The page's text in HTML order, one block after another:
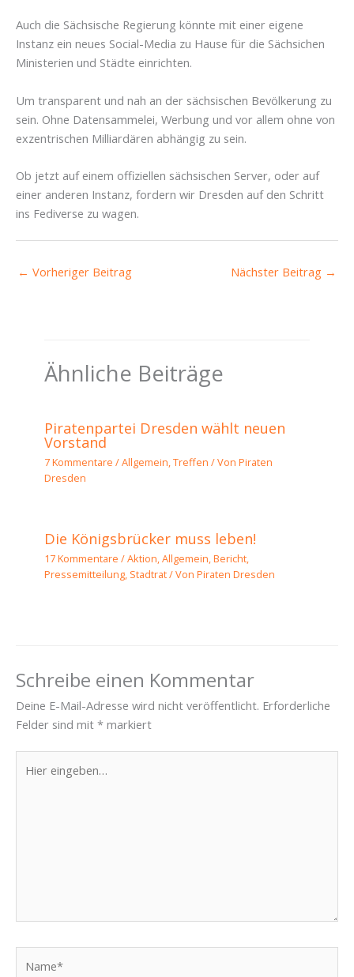
Auch die Sächsische Regierung könnte mit einer eigene
Instanz ein neues Social-Media zu Hause für die Sächsichen
Ministerien und Städte einrichten.
Um transparent und nah an der sächsischen Bevölkerung zu
sein. Ohne Datensammelei, Werbung und vor allem ohne von
exzentrischen Milliardären abhängig zu sein.
Ob jetzt auf einem offiziellen sächsischen Server, oder auf
einer anderen Instanz, fordern wir Dresden auf den Schritt
ins Fediverse zu wagen.
← Vorheriger Beitrag Nächster Beitrag →
Ähnliche Beiträge
Piratenpartei Dresden wählt neuen
Vorstand
7 Kommentare /Allgemein,Treffen / VonPiraten
Dresden
Die Königsbrücker muss leben!
17 Kommentare /Aktion,Allgemein,Bericht,
Pressemitteilung, Stadtrat/ VonPiraten Dresden
Schreibe einen Kommentar
Deine E-Mail-Adresse wird nicht veröffentlicht. Erforderliche
Felder sind mit * markiert
eingeben…